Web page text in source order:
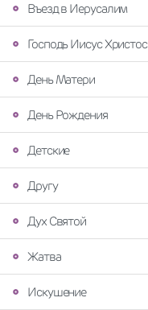
Въезд в Иерусалим
Господь Иисус Христос
День Матери
День Рождения
Детские
Другу
Дух Святой
Жатва
Искушение